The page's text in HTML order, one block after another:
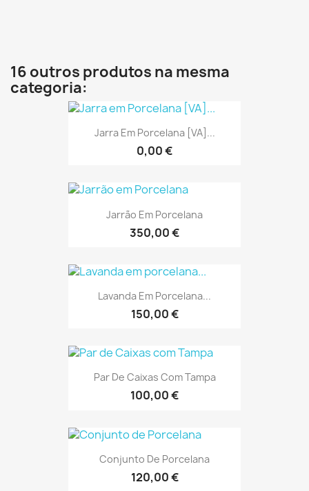
16 outros produtos na mesma
categoria:
Jarra Em Porcelana [VA]...
0,00 €
Jarrão Em Porcelana
350,00 €
Lavanda Em Porcelana...
150,00 €
Par De Caixas Com Tampa
100,00 €
Conjunto De Porcelana
120,00 €